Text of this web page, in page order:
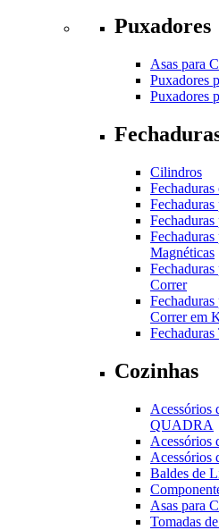
Puxadores
Asas para
Puxadores
Puxadores
Cilindros
Fechaduras
Magnéticas
Fechaduras
Correr
Fechaduras
Correr em
Fechaduras
Cozinhas
Acessórios
QUADRA
Acessórios
Acessórios
Baldes de
Asas para
Tomadas